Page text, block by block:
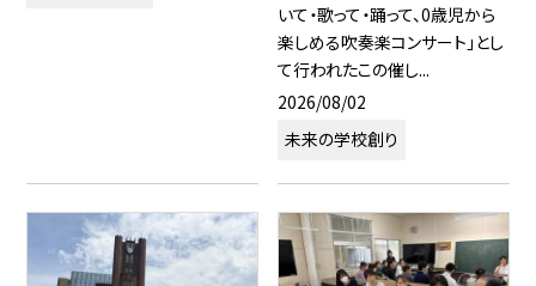
いて・歌って・踊って、0歳児から
楽しめる吹奏楽コンサート」とし
て行われたこの催し...
2026/08/02
未来の学校創り